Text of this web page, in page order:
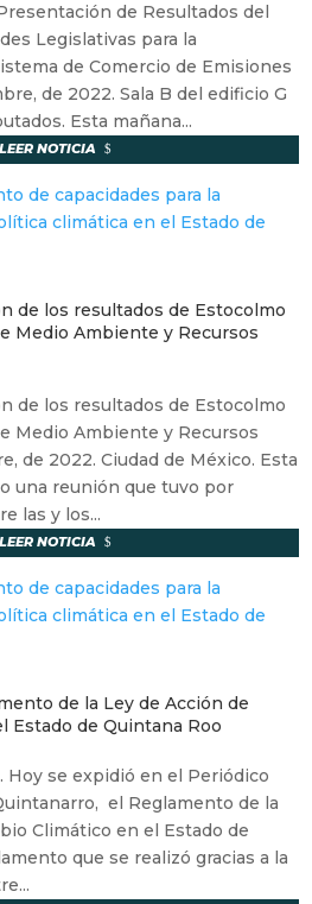
de Resultados del
Legislativas para la
de Comercio de Emisiones
de 2022. Sala B del edificio G
Esta mañana...
LEER NOTICIA
de los resultados de Estocolmo
Medio Ambiente y Recursos
de los resultados de Estocolmo
Medio Ambiente y Recursos
de 2022. Ciudad de México. Esta
una reunión que tuvo por
las y los...
LEER NOTICIA
de la Ley de Acción de
Estado de Quintana Roo
Hoy se expidió en el Periódico
el Reglamento de la
Climático en el Estado de
que se realizó gracias a la